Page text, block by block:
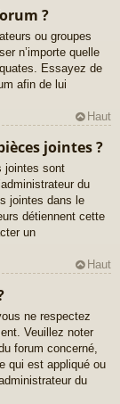
?
ou groupes
n’importe quelle
Essayez de
afin de lui
Haut
jointes ?
jointes sont
du
jointes dans le
détiennent cette
un
Haut
ne respectez
Veuillez noter
forum concerné,
qui est appliqué ou
du